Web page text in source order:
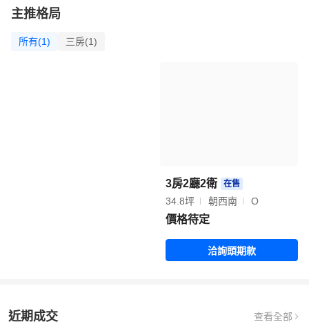
主推格局
所有(1) 三房(1)
3房2廳2衛 在售
34.8坪 朝西南 O
價格待定
洽詢頭期款
近期成交 查看全部